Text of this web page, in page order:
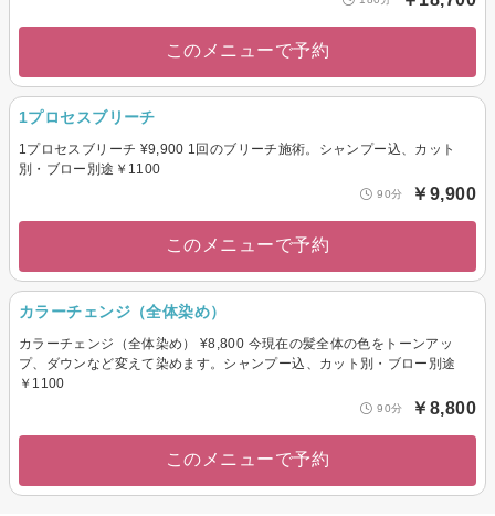
このメニューで予約
1プロセスブリーチ
1プロセスブリーチ ¥9,900 1回のブリーチ施術。シャンプー込、カット
別・ブロー別途￥1100
90分 ￥9,900
このメニューで予約
カラーチェンジ（全体染め）
カラーチェンジ（全体染め） ¥8,800 今現在の髪全体の色をトーンアッ
プ、ダウンなど変えて染めます。シャンプー込、カット別・ブロー別途
￥1100
90分 ￥8,800
このメニューで予約